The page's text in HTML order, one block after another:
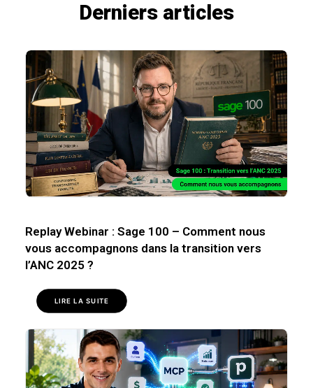
Derniers articles
Replay Webinar : Sage 100 – Comment nous
vous accompagnons dans la transition vers
l’ANC 2025 ?
LIRE LA SUITE